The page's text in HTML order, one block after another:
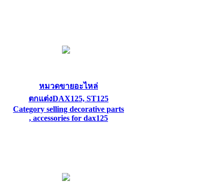
หมวดขายอะไหล่
ตกแต่งDAX125, ST125
Category selling decorative parts
, accessories for dax125